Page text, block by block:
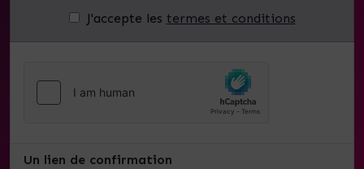
J'accepte les termes et conditions
Un lien de confirmation